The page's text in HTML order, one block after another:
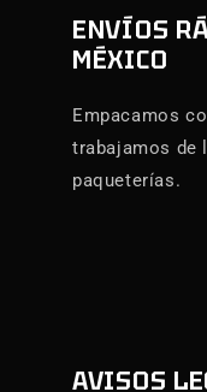
ENVÍOS
MÉXICO
Empacamos
trabajamos de
paqueterías.
AVISOS